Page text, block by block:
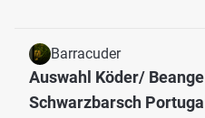
Barracuder
Auswahl Köder/
Schwarzbarsch Portugal